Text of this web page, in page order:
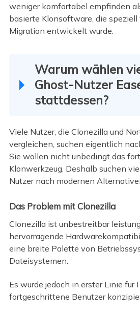
weniger komfortabel empfinden
basierte Klonsoftware, die speziell
Migration entwickelt wurde.
Warum wählen
Ghost-Nutzer
stattdessen?
Viele Nutzer, die Clonezilla und
vergleichen, suchen eigentlich
Sie wollen nicht unbedingt das
Klonwerkzeug. Deshalb suchen
Nutzer nach modernen
Das Problem mit Clonezilla
Clonezilla ist unbestreitbar
hervorragende
eine breite Palette von
Dateisystemen.
Es wurde jedoch in erster Linie für
fortgeschrittene Benutzer